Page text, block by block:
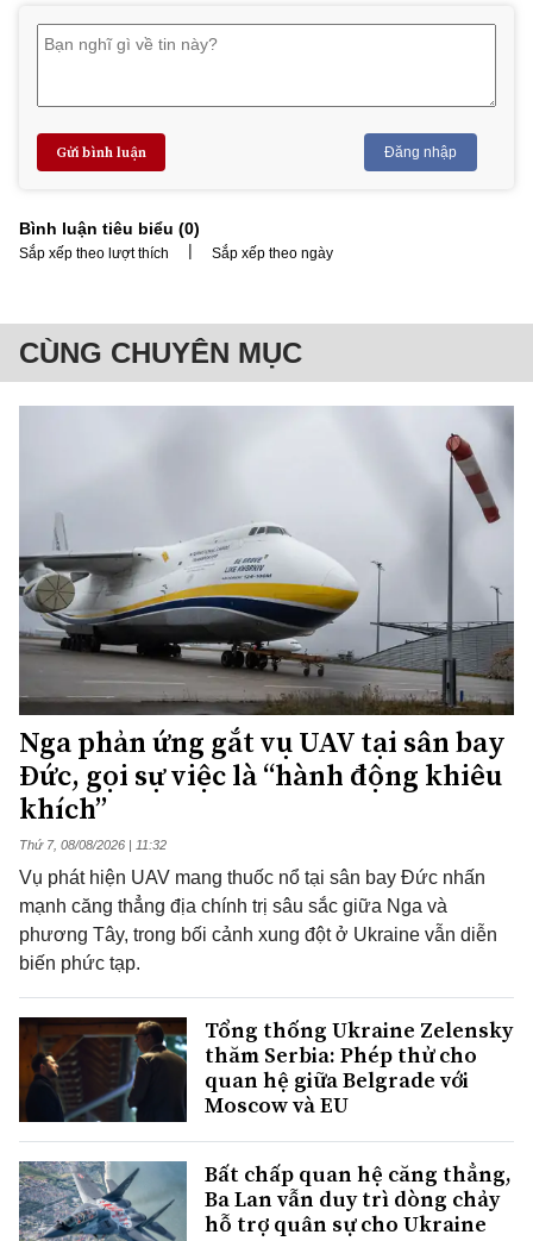
Gửi bình luận Đăng nhập
Bình luận tiêu biểu (0)
Sắp xếp theo lượt thích | Sắp xếp theo ngày
CÙNG CHUYÊN MỤC
Nga phản ứng gắt vụ UAV tại sân bay
Đức, gọi sự việc là “hành động khiêu
khích”
Thứ 7, 08/08/2026 | 11:32
Vụ phát hiện UAV mang thuốc nổ tại sân bay Đức nhấn
mạnh căng thẳng địa chính trị sâu sắc giữa Nga và
phương Tây, trong bối cảnh xung đột ở Ukraine vẫn diễn
biến phức tạp.
Tổng thống Ukraine Zelensky
thăm Serbia: Phép thử cho
quan hệ giữa Belgrade với
Moscow và EU
Bất chấp quan hệ căng thẳng,
Ba Lan vẫn duy trì dòng chảy
hỗ trợ quân sự cho Ukraine